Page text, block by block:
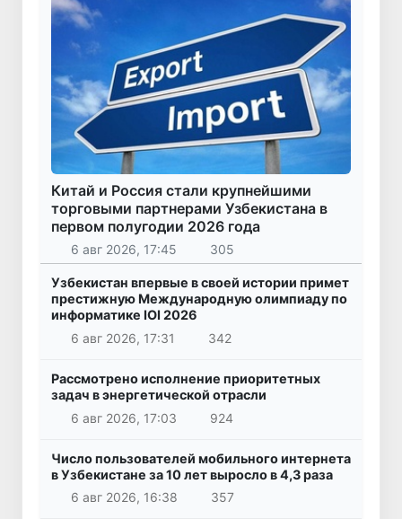
Китай и Россия стали крупнейшими
торговыми партнерами Узбекистана в
первом полугодии 2026 года
6 авг 2026, 17:45 305
Узбекистан впервые в своей истории примет
престижную Международную олимпиаду по
информатике IOI 2026
6 авг 2026, 17:31
342
Рассмотрено исполнение приоритетных
задач в энергетической отрасли
6 авг 2026, 17:03
924
Число пользователей мобильного интернета
в Узбекистане за 10 лет выросло в 4,3 раза
6 авг 2026, 16:38
357